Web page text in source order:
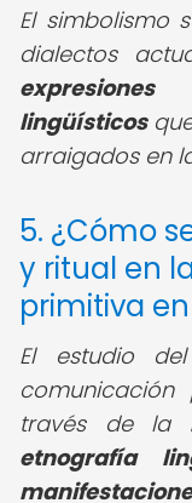
El simbolismo
dialectos
expresiones
lingüísticos
arraigados en
5. ¿Cómo
y ritual en
primitiva
El estudio
través de la
etnografía